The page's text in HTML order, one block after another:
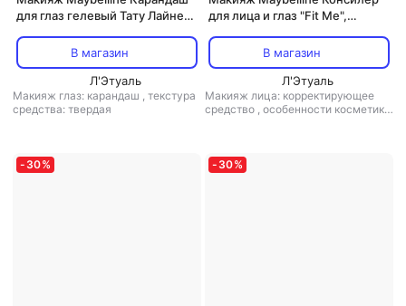
для глаз гелевый Тату Лайнер
В магазин
Л'Этуаль
Макияж глаз: карандаш , текстура
средства: твердая
для лица и глаз "Fit Me",
В магазин
Л'Этуаль
Макияж лица: корректирующее
средство , особенности косметики:
- 30% - 30%